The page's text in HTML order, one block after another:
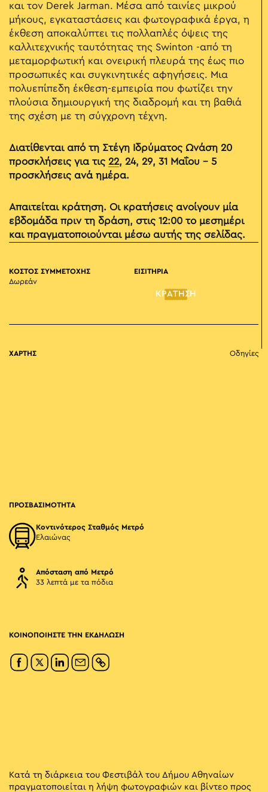
και τον Derek Jarman. Μέσα από ταινίες μικρού
μήκους, εγκαταστάσεις και φωτογραφικά έργα, η
έκθεση αποκαλύπτει τις πολλαπλές όψεις της
καλλιτεχνικής ταυτότητας της Swinton -από τη
μεταμορφωτική και ονειρική πλευρά της έως πιο
προσωπικές και συγκινητικές αφηγήσεις. Μια
πολυεπίπεδη έκθεση-εμπειρία που φωτίζει την
πλούσια δημιουργική της διαδρομή και τη βαθιά
της σχέση με τη σύγχρονη τέχνη.
Διατίθενται από τη Στέγη Ιδρύματος Ωνάση 20
προσκλήσεις για τις 22, 24, 29, 31 Μαΐου – 5
προσκλήσεις ανά ημέρα.
Απαιτείται κράτηση. Οι κρατήσεις ανοίγουν μία
εβδομάδα πριν τη δράση, στις 12:00 το μεσημέρι
και πραγματοποιούνται μέσω αυτής της σελίδας.
ΚΟΣΤΟΣ ΣΥΜΜΕΤΟΧΗΣ
Δωρεάν
ΕΙΣΙΤΗΡΙΑ
ΚΡΑΤΗΣΗ
ΧΑΡΤΗΣ Οδηγίες
ΠΡΟΣΒΑΣΙΜΟΤΗΤΑ
Κοντινότερος Σταθμός Μετρό
Ελαιώνας
Απόσταση από Μετρό
33 λεπτά με τα πόδια
ΚΟΙΝΟΠΟΙΗΣΤΕ ΤΗΝ ΕΚΔΗΛΩΣΗ
Κατά τη διάρκεια του Φεστιβάλ του Δήμου Αθηναίων
πραγματοποιείται η λήψη φωτογραφιών και βίντεο προς